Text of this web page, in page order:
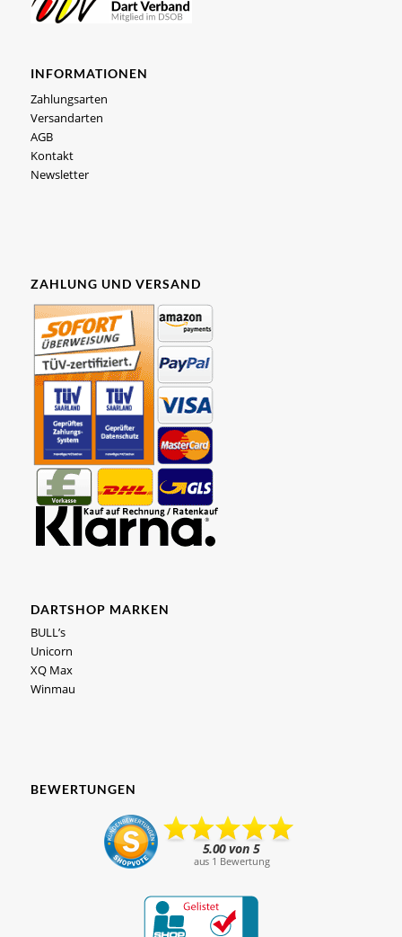
INFORMATIONEN
Zahlungsarten
Versandarten
AGB
Kontakt
Newsletter
ZAHLUNG UND VERSAND
DARTSHOP MARKEN
BULL’s
Unicorn
XQ Max
Winmau
BEWERTUNGEN